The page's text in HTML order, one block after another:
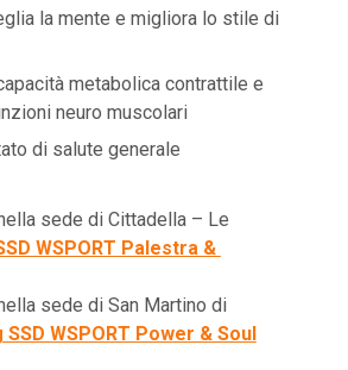
la mente e migliora lo stile di
metabolica contrattile e
neuro muscolari
di salute generale
sede di Cittadella – Le
WSPORT Palestra &
sede di San Martino di
SSD WSPORT Power & Soul